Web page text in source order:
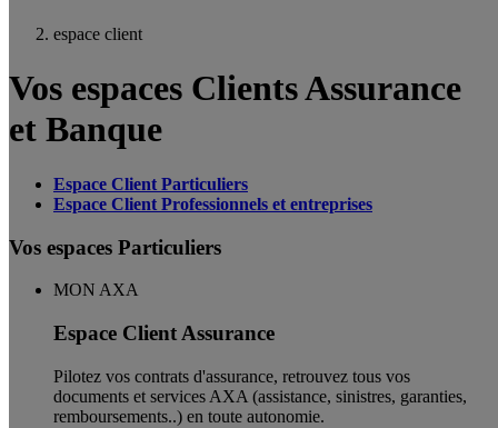
espace client
Vos espaces Clients Assurance
et Banque
Espace Client Particuliers
Espace Client Professionnels et entreprises
Vos espaces Particuliers
MON AXA
Espace Client Assurance
Pilotez vos contrats d'assurance, retrouvez tous vos
documents et services AXA (assistance, sinistres, garanties,
remboursements..) en toute autonomie. ​